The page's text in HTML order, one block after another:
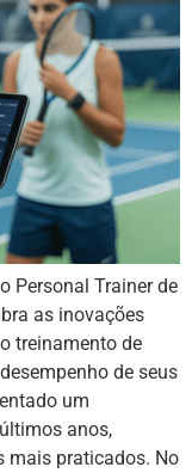
Personal Trainer de
as inovações
treinamento de
de seus
um
anos,
mais praticados. No